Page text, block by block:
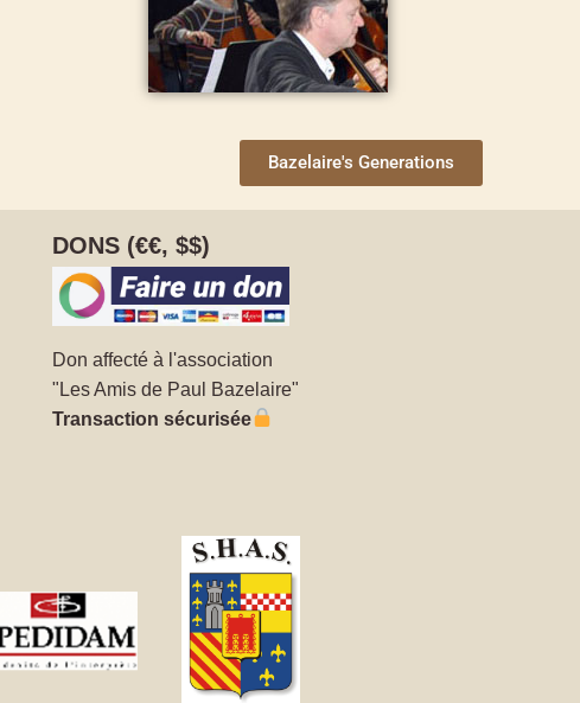
Bazelaire's Generations
DONS (€€, $$)
Don affecté à l'association
"Les Amis de Paul Bazelaire"
Transaction sécurisée